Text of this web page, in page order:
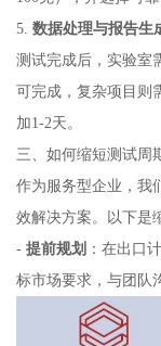
5. 数据处理与报告生
测试完成后，实验室
可完成，复杂项目则
加1-2天。
三、如何缩短测试周
作为服务型企业，我
效解决方案。以下是
- 提前规划 ：在出口
标市场要求，与团队